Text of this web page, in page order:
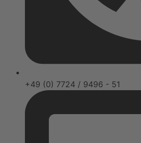
+49 (0) 7724 / 9496 - 51